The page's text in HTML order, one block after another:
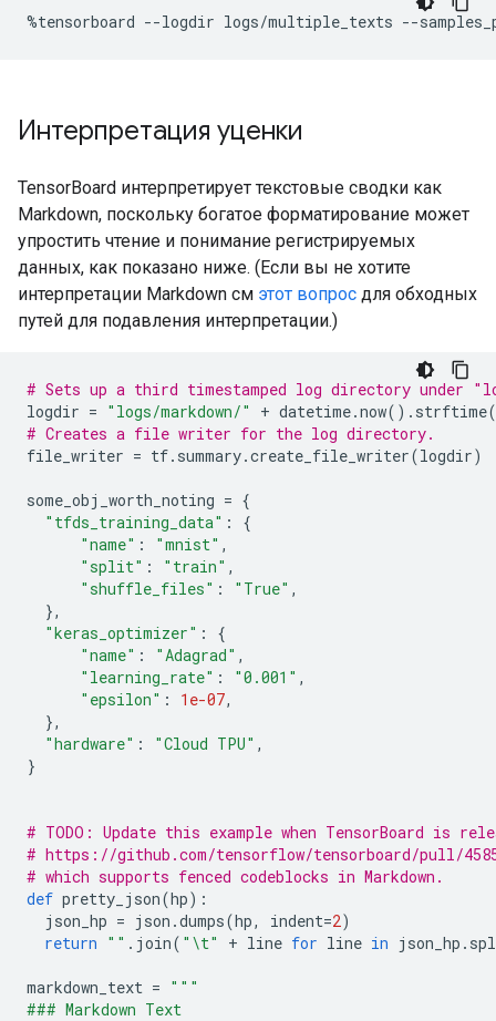
%tensorboard --logdir logs/multiple_texts --
Интерпретация уценки
TensorBoard интерпретирует текстовые сводки как
Markdown, поскольку богатое форматирование может
упростить чтение и понимание регистрируемых
данных, как показано ниже. (Если вы не хотите
интерпретации Markdown см этот вопрос для обходных
путей для подавления интерпретации.)
# Sets up a third timestamped log directory under
logdir = "logs/markdown/" + datetime.now(). strftime(
# Creates a file writer for the log directory.
file_writer = tf. summary.create_file_writer(logdir)
some_obj_worth_noting = {
"tfds_training_data" :
{
"name" : "mnist" ,
"split" : "train" ,
"shuffle_files" : "True" ,
},
"keras_optimizer" :
{
"name" : "Adagrad" ,
"learning_rate" : "0.001" ,
"epsilon" : 1e-07,
},
"hardware" : "Cloud TPU" ,
}
# TODO: Update this example when TensorBoard is
# https://github.com/tensorflow/tensorboard/pull/
# which supports fenced codeblocks in Markdown.
def pretty_json(hp):
json_hp = json .dumps(hp, indent=2)
return "" . join( "\t" + line for line in json_hp .
markdown_text = """
### Markdown Text